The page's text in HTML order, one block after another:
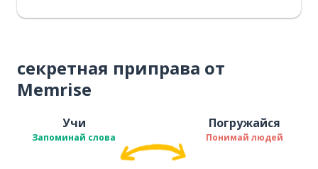
секретная приправа от
Memrise
Учи
Запоминай слова
Погружайся
Понимай людей